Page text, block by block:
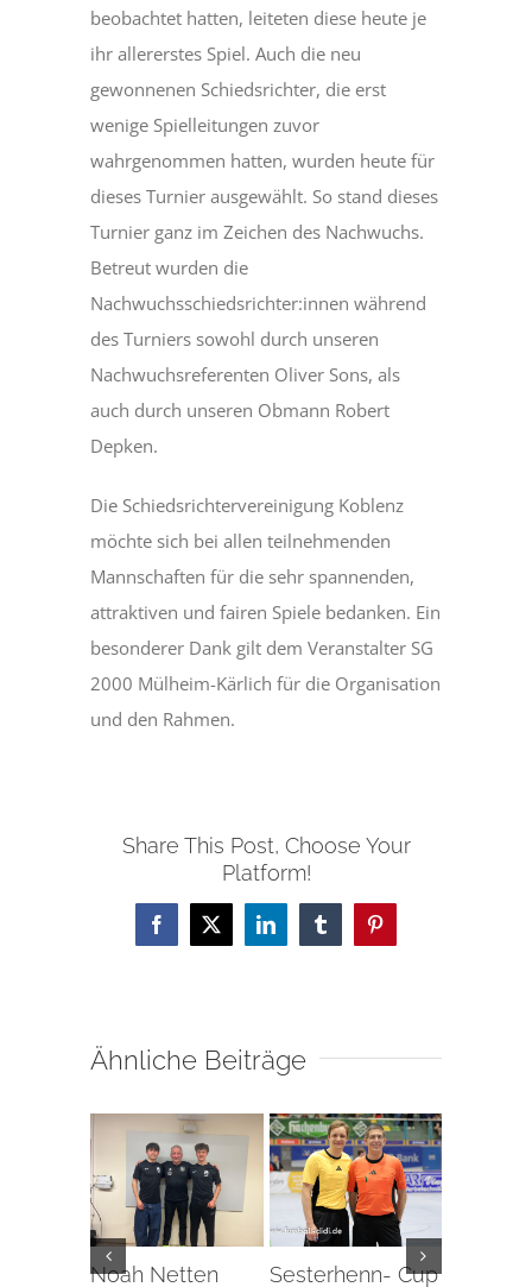
beobachtet hatten, leiteten diese heute je
ihr allererstes Spiel. Auch die neu
gewonnenen Schiedsrichter, die erst
wenige Spielleitungen zuvor
wahrgenommen hatten, wurden heute für
dieses Turnier ausgewählt. So stand dieses
Turnier ganz im Zeichen des Nachwuchs.
Betreut wurden die
Nachwuchsschiedsrichter:innen während
des Turniers sowohl durch unseren
Nachwuchsreferenten Oliver Sons, als
auch durch unseren Obmann Robert
Depken.
Die Schiedsrichtervereinigung Koblenz
möchte sich bei allen teilnehmenden
Mannschaften für die sehr spannenden,
attraktiven und fairen Spiele bedanken. Ein
besonderer Dank gilt dem Veranstalter SG
2000 Mülheim-Kärlich für die Organisation
und den Rahmen.
Share This Post, Choose Your
Platform!
Facebook
X LinkedInTumblrPinterest
Ähnliche Beiträge
Noah Netten Sesterhenn- Cup